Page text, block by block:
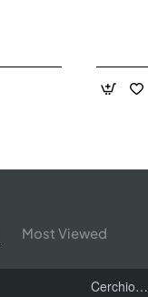
Most Viewed
Cerchio con chiusura a Sfera